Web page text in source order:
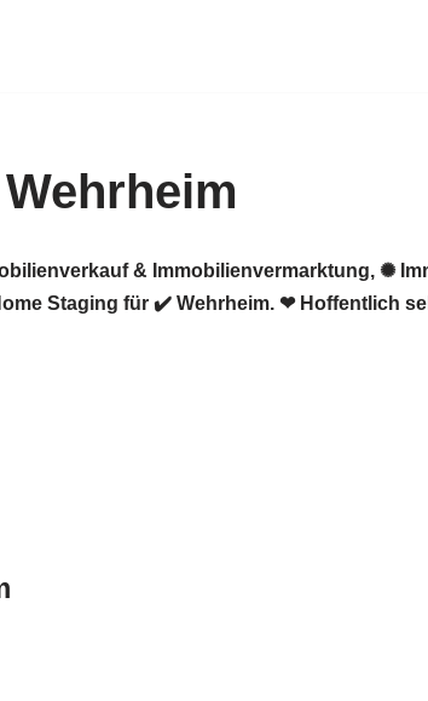
& Immobilienvermarktung, ✺
Staging für ✔️ Wehrheim. ❤ Hoffentlich